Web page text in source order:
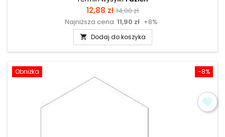
Cena
12,88 zł Cena
podstawowa
14,00 zł
Najniższa cena: 11,90 zł +8%
 Dodaj do koszyka
-8%
Obniżka